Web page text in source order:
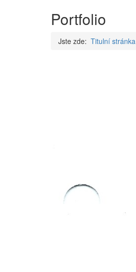
Portfolio
Jste zde: Titulní stránka